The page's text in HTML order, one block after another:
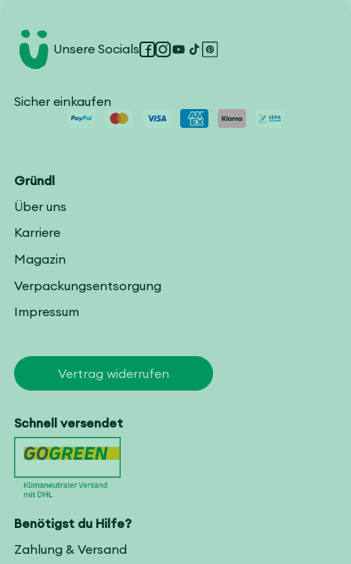
Unsere SocialsFacebook
Instagram
YouTube
TikTokPinterest
Sicher einkaufen
Benötigst du Hilfe?
Zahlung & Versand
Gründl
Über uns
Karriere
Magazin
Verpackungsentsorgung
Impressum
Vertrag widerrufen
Schnell versendet